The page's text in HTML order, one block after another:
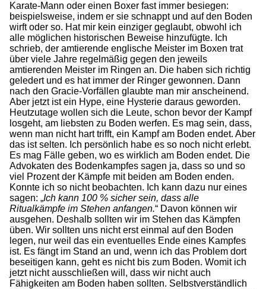
Karate-Mann oder einen Boxer fast immer besiegen:
beispielsweise, indem er sie schnappt und auf den Boden
wirft oder so. Hat mir kein einziger geglaubt, obwohl ich
alle möglichen historischen Beweise hinzufügte. Ich
schrieb, der amtierende englische Meister im Boxen trat
über viele Jahre regelmäßig gegen den jeweils
amtierenden Meister im Ringen an. Die haben sich richtig
geledert und es hat immer der Ringer gewonnen. Dann
nach den Gracie-Vorfällen glaubte man mir anscheinend.
Aber jetzt ist ein Hype, eine Hysterie daraus geworden.
Heutzutage wollen sich die Leute, schon bevor der Kampf
losgeht, am liebsten zu Boden werfen. Es mag sein, dass,
wenn man nicht hart trifft, ein Kampf am Boden endet. Aber
das ist selten. Ich persönlich habe es so noch nicht erlebt.
Es mag Fälle geben, wo es wirklich am Boden endet. Die
Advokaten des Bodenkampfes sagen ja, dass so und so
viel Prozent der Kämpfe mit beiden am Boden enden.
Konnte ich so nicht beobachten. Ich kann dazu nur eines
sagen: „Ich kann 100 % sicher sein, dass alle
Ritualkämpfe im Stehen anfangen.“ Davon können wir
ausgehen. Deshalb sollten wir im Stehen das Kämpfen
üben. Wir sollten uns nicht erst einmal auf den Boden
legen, nur weil das ein eventuelles Ende eines Kampfes
ist. Es fängt im Stand an und, wenn ich das Problem dort
beseitigen kann, geht es nicht bis zum Boden. Womit ich
jetzt nicht ausschließen will, dass wir nicht auch
Fähigkeiten am Boden haben sollten. Selbstverständlich